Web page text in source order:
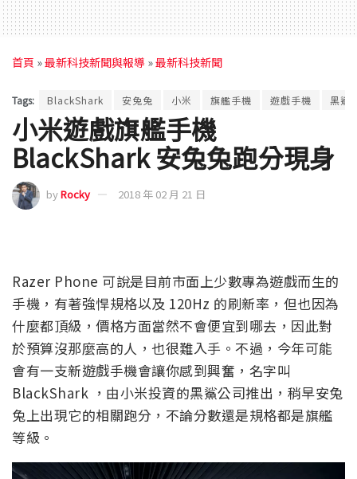
首頁 »最新科技新聞與報導 »最新科技新聞
Tags: BlackShark 安兔兔 小米 旗艦手機 遊戲手機 黑鯊
小米遊戲旗艦手機
BlackShark 安兔兔跑分現身
byRocky 2018 年 02 月 21 日
Razer Phone 可說是目前市面上少數專為遊戲而生的
手機，有著強悍規格以及 120Hz 的刷新率，但也因為
什麼都頂級，價格方面當然不會便宜到哪去，因此對
於預算沒那麼高的人，也很難入手。不過，今年可能
會有一支新遊戲手機會讓你感到興奮，名字叫
BlackShark ，由小米投資的黑鯊公司推出，稍早安兔
兔上出現它的相關跑分，不論分數還是規格都是旗艦
等級。